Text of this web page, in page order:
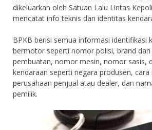
dikeluarkan oleh Satuan Lalu Lintas
mencatat info teknis dan identitas
BPKB berisi semua informasi identifikasi
bermotor seperti nomor polisi, brand
pembuatan, nomor mesin, nomor sasis,
kendaraan seperti negara produsen,
perusahaan penjual atau dealer, dan
pemilik.